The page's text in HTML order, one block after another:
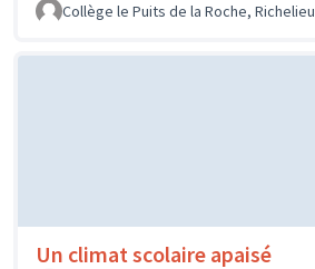
Collège le Puits de la Roche, Richelieu
Un climat scolaire apaisé